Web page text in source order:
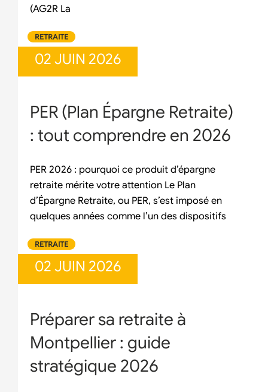
(AG2R La
RETRAITE
02 JUIN 2026
PER (Plan Épargne Retraite)
: tout comprendre en 2026
PER 2026 : pourquoi ce produit d’épargne
retraite mérite votre attention Le Plan
d’Épargne Retraite, ou PER, s’est imposé en
quelques années comme l’un des dispositifs
RETRAITE
02 JUIN 2026
Préparer sa retraite à
Montpellier : guide
stratégique 2026